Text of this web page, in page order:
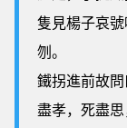
隻見楊子哀
刎。
鐵拐進前故
盡孝，死盡